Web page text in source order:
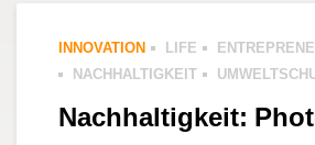
INNOVATION LIFE
NACHHALTIGKEIT
Nachhaltigkeit: